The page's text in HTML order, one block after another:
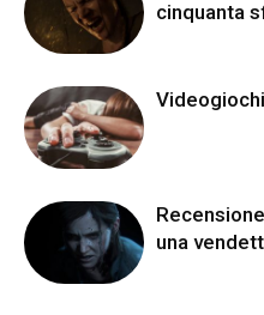
cinquanta
una